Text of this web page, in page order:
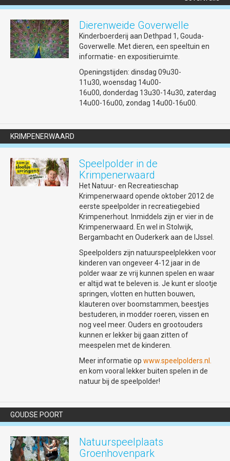
Winkels mogen op koopzondagen open zijn
vrij al dan niet gebruik te maken van de
aangeboden mogelijkheid tot
winkelopenstelling. Dit kan tot gevolg
hebben dat op de door de gemeente
Gouda aangewezen dagen (individuele)
winkels niet geopend zijn. Wilt u zeker
weten dat een winkel open is, vraag dit dan
altijd bij de winkel zelf na.
WINKELCENTRUM BLOEMENDAAL
AANGENAAM OVERDEKT WINKELEN EN
BOODSCHAPPEN DOEN
Met maar liefst 65 winkels van supermarkt
tot dierenwinkel en van kledingwinkel tot
kapper vind je hier alles onder 1
dak! Winkelcentrum Bloemendaal is goed
bereikbaar met openbaar vervoer en met
de auto. Je parkeert de auto altijd gratis.
Vrijdagavond is de vaste koopavond: de
sommigen, zoals de supermarkten zijn
dan tot 21u00 geopend. Iedere eerste
zondag van de maand zijn de winkels in de
zijn. De supermarkten zijn iedere zondag
ookwww.winkelcentrumbloemendaal.nl
Dierenweide Goverwelle
Kinderboerderij aan Dethpad 1, Gouda-
Goverwelle. Met dieren, een speeltuin en
informatie- en expositieruimte.
Openingstijden: dinsdag 09u30-
11u30, woensdag 14u00-
16u00, donderdag 13u30-14u30, zaterdag
14u00-16u00, zondag 14u00-16u00.
KRIMPENERWAARD
Speelpolder in de
Krimpenerwaard
Het Natuur- en Recreatieschap
Krimpenerwaard opende oktober 2012 de
eerste speelpolder in recreatiegebied
Krimpenerhout. Inmiddels zijn er vier in de
Krimpenerwaard. En wel in Stolwijk,
Bergambacht en Ouderkerk aan de IJssel.
Speelpolders zijn natuurspeelplekken voor
kinderen van ongeveer 4-12 jaar in de
polder waar ze vrij kunnen spelen en waar
er altijd wat te beleven is. Je kunt er slootje
springen, vlotten en hutten bouwen,
klauteren over boomstammen, beestjes
bestuderen, in modder roeren, vissen en
nog veel meer. Ouders en grootouders
kunnen er lekker bij gaan zitten of
meespelen met de kinderen.
Meer informatie opwww.speelpolders.nl.
en kom vooral lekker buiten spelen in de
natuur bij de speelpolder!
GOUDSE POORT
Natuurspeelplaats
Groenhovenpark